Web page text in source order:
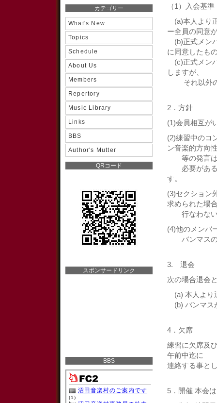
（1）入会基
(a)本人より
ー全員の同意
(b)正式メン
に同意したも
(c)正式メン
しますが、
それ以外の
2．方針
(1)会員相互が
(2)練習中のコ
ン音楽的方向
等の発言は
必要がある
す。
(3)セクション
求められた場
行なわない
(4)他のメンバ
バンマスの
3. 退会
次の場合退会
(a) 本人より
(b) バンマス
4．欠席
練習に欠席及
午前中迄に
連絡する事と
5．開催 本会
カテゴリー
What's New
Topics
Schedule
About Us
Members
Repertory
Music Library
Links
BBS
Author's Mutter
QRコード
スポンサードリンク
BBS